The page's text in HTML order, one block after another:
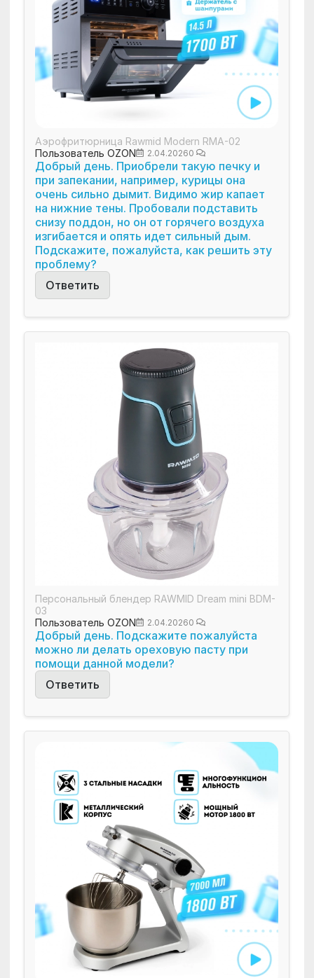
Аэрофритюрница Rawmid Modern RMA-02
Пользователь OZON
2.04.20260
Добрый день. Приобрели такую печку и
при запекании, например, курицы она
очень сильно дымит. Видимо жир капает
на нижние тены. Пробовали подставить
снизу поддон, но он от горячего воздуха
изгибается и опять идет сильный дым.
Подскажите, пожалуйста, как решить эту
проблему?
Ответить
Персональный блендер RAWMID Dream mini BDM-
03
Пользователь OZON
2.04.20260
Добрый день. Подскажите пожалуйста
можно ли делать ореховую пасту при
помощи данной модели?
Ответить